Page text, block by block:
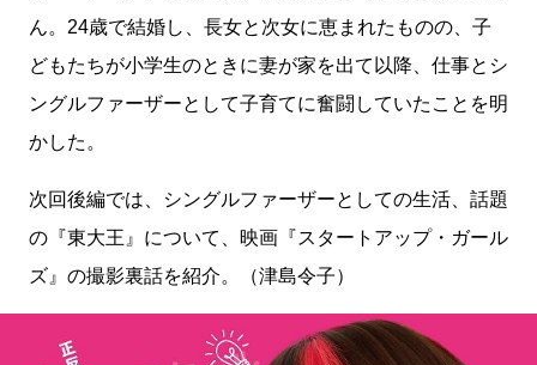
ん。24歳で結婚し、長女と次女に恵まれたものの、子
どもたちが小学生のときに妻が家を出て以降、仕事とシ
ングルファーザーとして子育てに奮闘していたことを明
かした。
次回後編では、シングルファーザーとしての生活、話題
の『東大王』について、映画『スタートアップ・ガール
ズ』の撮影裏話を紹介。（津島令子）